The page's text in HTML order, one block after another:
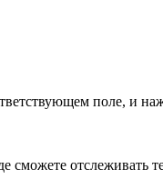
поле, и
сможете отслеживать